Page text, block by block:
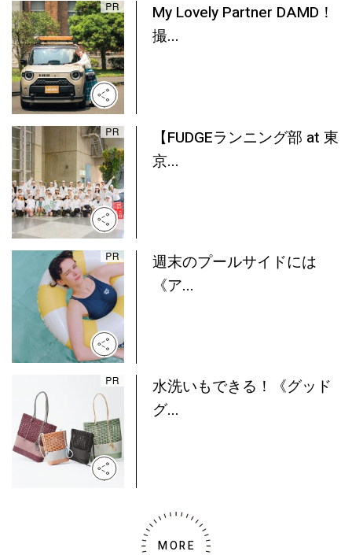
My Lovely Partner DAMD！
撮...
【FUDGEランニング部 at 東
京...
週末のプールサイドには
《ア...
水洗いもできる！《グッド
グ...
MORE